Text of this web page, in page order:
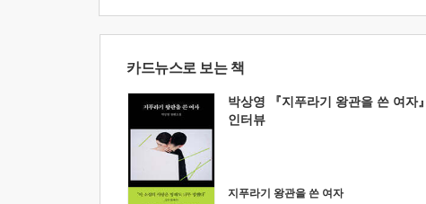
카드뉴스로 보는 책
박상영 『지푸라기 왕관을 쓴 여자』
인터뷰
지푸라기 왕관을 쓴 여자